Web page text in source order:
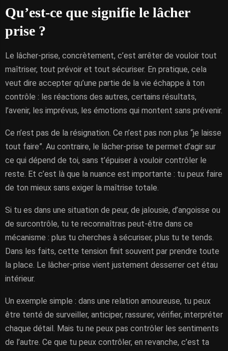
Qu’est-ce que signifie le lâcher
prise ?
Le lâcher-prise, concrètement, c’est arrêter de vouloir tout
maîtriser, tout prévoir et tout sécuriser. En pratique, cela
veut dire accepter qu’une partie de la vie échappe à ton
contrôle : les réactions des autres, certains résultats,
l’avenir, les imprévus, les émotions qui montent sans prévenir.
Ce n’est pas de la résignation. Ce n’est pas non plus “je laisse
tout faire”. Au contraire, le lâcher-prise te permet d’agir sur
ce qui dépend de toi, sans t’épuiser à vouloir contrôler le
reste. Et c’est là que la nuance est importante : tu peux faire
de ton mieux sans exiger la maîtrise totale.
Si tu es dans une situation de peur, de jalousie, d’angoisse ou
de surcontrôle, tu te reconnaîtras peut-être dans ce
mécanisme : plus tu cherches à sécuriser, plus tu te tends.
Dans les faits, cette tension finit souvent par prendre toute
la place. Le lâcher-prise vient justement desserrer cet étau
intérieur.
Un exemple simple : dans une relation amoureuse, tu peux
être tenté de surveiller, anticiper, rassurer, vérifier, interpréter
chaque détail. Mais tu ne peux pas contrôler les sentiments
de l’autre. Ce que tu peux contrôler, en revanche, c’est ta